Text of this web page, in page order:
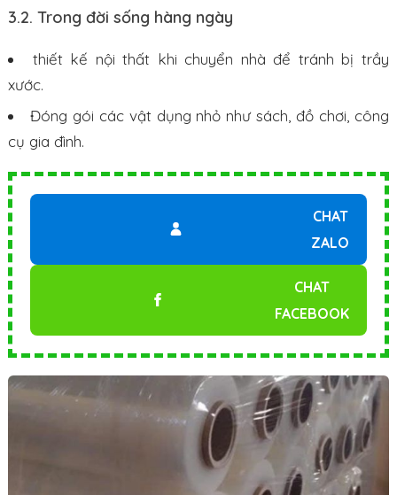
3.2. Trong đời sống hàng ngày
thiết kế nội thất khi chuyển nhà để tránh bị trầy
xước.
Đóng gói các vật dụng nhỏ như sách, đồ chơi, công
cụ gia đình.
CHAT
ZALO
CHAT
FACEBOOK